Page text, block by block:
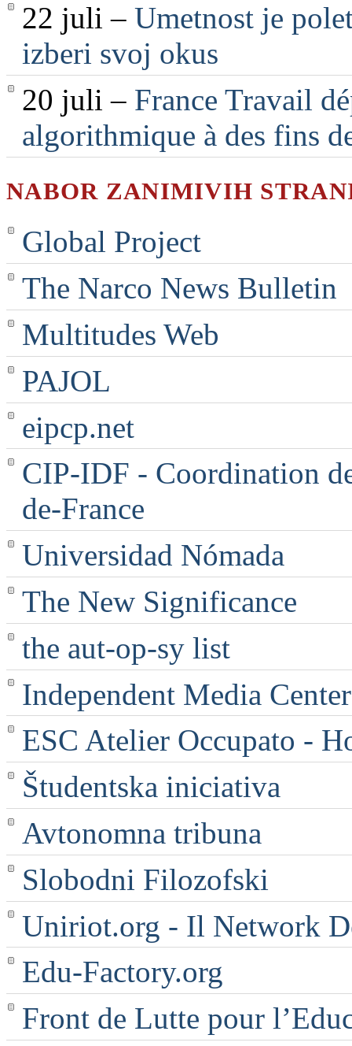
22 juli – Umetnost je
izberi svoj okus
20 juli – France Travail
algorithmique à des fins
NABOR ZANIMIVIH
Global Project
The Narco News Bulletin
Multitudes Web
PAJOL
eipcp.net
CIP-IDF - Coordination
de-France
Universidad Nómada
The New Significance
the aut-op-sy list
Independent Media
ESC Atelier Occupato -
Študentska iniciativa
Avtonomna tribuna
Slobodni Filozofski
Uniriot.org - Il Network
Edu-Factory.org
Front de Lutte pour